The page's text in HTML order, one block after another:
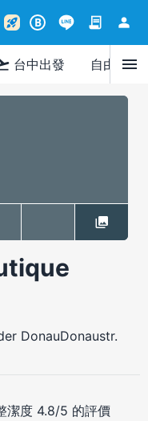
rocket_launch B contract person
台中出發 自由行menu
DonauDonaustr.
潔度 4.8/5 的評價